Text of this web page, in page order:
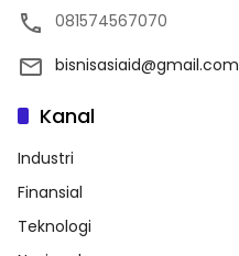
081574567070
bisnisasiaid@gmail.com
Kanal
Industri
Finansial
Teknologi